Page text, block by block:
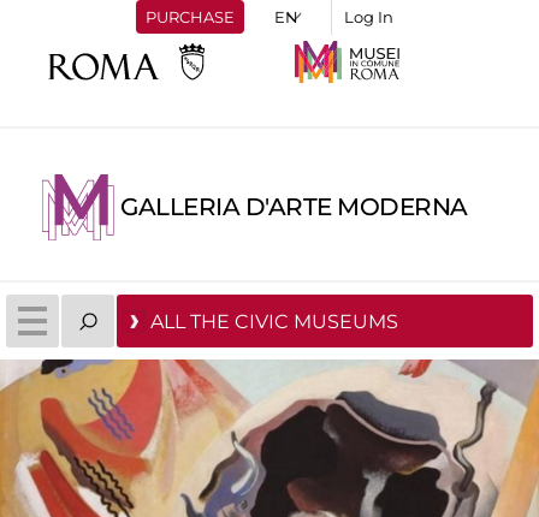
PURCHASE Log In
GALLERIA D'ARTE MODERNA
ALL THE CIVIC MUSEUMS